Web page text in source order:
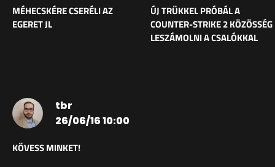
MÉHECSKÉRE CSERÉLI AZ
EGERET JL
ÚJ TRÜKKEL PRÓBÁL A
COUNTER-STRIKE 2 KÖZÖSSÉG
LESZÁMOLNI A CSALÓKKAL
tbr
26/06/16 10:00
KÖVESS MINKET!